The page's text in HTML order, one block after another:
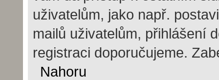
uživatelům, jako např.
mailů uživatelům, přihlášení
registraci doporučujeme.
Nahoru